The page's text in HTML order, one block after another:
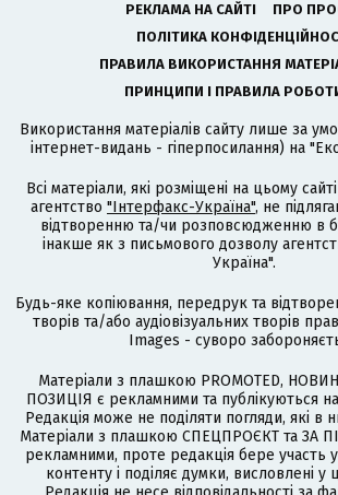
РЕКЛАМА НА САЙТІ
ПРО
ПОЛІТИКА
ПРАВИЛА ВИКОРИСТАННЯ
ПРИНЦИПИ І ПРАВИЛА
Використання матеріалів сайту лише за
інтернет-видань - гіперпосилання) на
Всі матеріали, які розміщені на цьому
агентство "Інтерфакс-Україна", не
відтворенню та/чи розповсюдженню в
інакше як з письмового дозволу
Україна".
Будь-яке копіювання, передрук та
творів та/або аудіовізуальних творів
Images - суворо
Матеріали з плашкою PROMOTED,
ПОЗИЦІЯ є рекламними та публікуються
Редакція може не поділяти погляди, які в
Матеріали з плашкою СПЕЦПРОЄКТ та ЗА
рекламними, проте редакція бере участь у
контенту і поділяє думки, висловлені у